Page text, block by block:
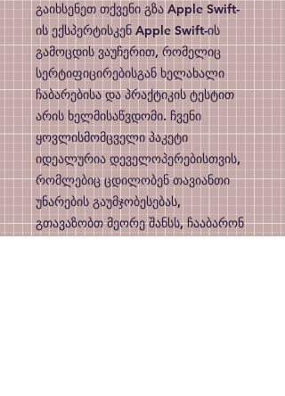
გაიხსენეთ თქვენი გზა Apple Swift-
ის ექსპერტისკენ Apple Swift-ის
გამოცდის ვაუჩერით, რომელიც
სერტიფიცირებისგან ხელახალი
ჩაბარებისა და პრაქტიკის ტესტით
არის ხელმისაწვდომი. ჩვენი
ყოვლისმომცველი პაკეტი
იდეალურია დეველოპერებისთვის,
რომლებიც ცდილობენ თავიანთი
უნარების გაუმჯობესებას,
გთავაზობთ მეორე შანსს, ჩააბარონ